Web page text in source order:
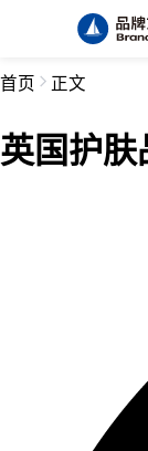
首页 正文
英国护